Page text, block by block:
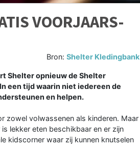
VOORJAARS-
Bron:Shelter Kledingbank
Shelter opnieuw de Shelter
een tijd waarin niet iedereen de
en helpen.
zowel volwassenen als kinderen. Maar
lekker eten beschikbaar en er zijn
kidscorner waar zij kunnen knutselen